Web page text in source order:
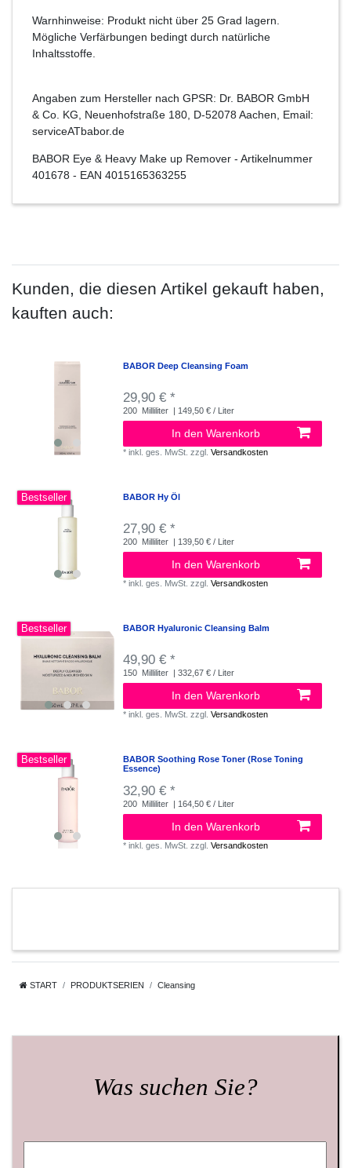
Warnhinweise: Produkt nicht über 25 Grad lagern.
Mögliche Verfärbungen bedingt durch natürliche
Inhaltsstoffe.
Angaben zum Hersteller nach GPSR: Dr. BABOR GmbH
& Co. KG, Neuenhofstraße 180, D-52078 Aachen, Email:
serviceATbabor.de
BABOR Eye & Heavy Make up Remover - Artikelnummer
401678 - EAN 4015165363255
Kunden, die diesen Artikel gekauft haben,
kauften auch:
BABOR Deep Cleansing Foam
29,90 € *
200 Milliliter | 149,50 € / Liter
In den Warenkorb
*inkl. ges. MwSt. zzgl.Versandkosten
Bestseller BABOR Hy Öl
27,90 € *
200 Milliliter | 139,50 € / Liter
In den Warenkorb
*inkl. ges. MwSt. zzgl.Versandkosten
Bestseller BABOR Hyaluronic Cleansing Balm
49,90 € *
150 Milliliter | 332,67 € / Liter
In den Warenkorb
*inkl. ges. MwSt. zzgl.Versandkosten
Bestseller
BABOR Soothing Rose Toner (Rose Toning
Essence)
32,90 € *
200 Milliliter | 164,50 € / Liter
In den Warenkorb
*inkl. ges. MwSt. zzgl.Versandkosten
START PRODUKTSERIEN Cleansing
Was suchen Sie?